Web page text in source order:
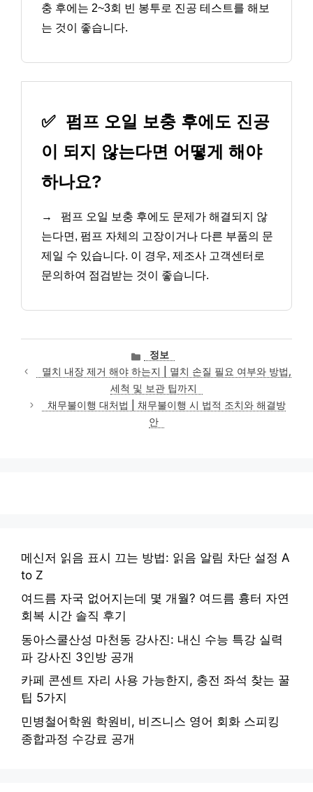
충 후에는 2~3회 빈 봉투로 진공 테스트를 해보
는 것이 좋습니다.
✅ 펌프 오일 보충 후에도 진공
이 되지 않는다면 어떻게 해야
하나요?
→
펌프 오일 보충 후에도 문제가 해결되지 않
는다면, 펌프 자체의 고장이거나 다른 부품의 문
제일 수 있습니다. 이 경우, 제조사 고객센터로
문의하여 점검받는 것이 좋습니다.
카
테
고
리
정보
멸치 내장 제거 해야 하는지 | 멸치 손질 필요 여부와 방법,
세척 및 보관 팁까지
채무불이행 대처법 | 채무불이행 시 법적 조치와 해결방
안
메신저 읽음 표시 끄는 방법: 읽음 알림 차단 설정 A
to Z
여드름 자국 없어지는데 몇 개월? 여드름 흉터 자연
회복 시간 솔직 후기
동아스쿨산성 마천동 강사진: 내신 수능 특강 실력
파 강사진 3인방 공개
카페 콘센트 자리 사용 가능한지, 충전 좌석 찾는 꿀
팁 5가지
민병철어학원 학원비, 비즈니스 영어 회화 스피킹
종합과정 수강료 공개